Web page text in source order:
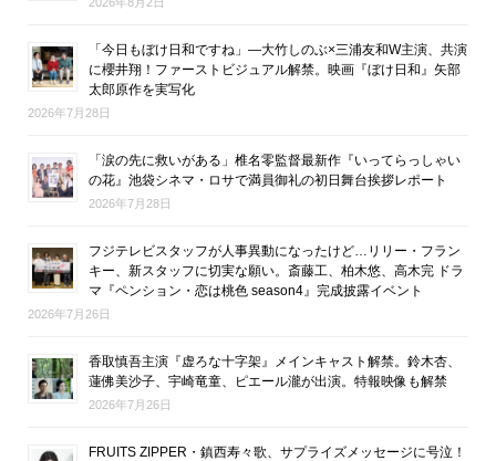
「今日もぼけ日和ですね」―大竹しのぶ×三浦友和W主演、共演
に櫻井翔！ファーストビジュアル解禁。映画『ぼけ日和』矢部
太郎原作を実写化
2026年7月28日
「涙の先に救いがある」椎名零監督最新作『いってらっしゃい
の花』池袋シネマ・ロサで満員御礼の初日舞台挨拶レポート
2026年7月28日
フジテレビスタッフが人事異動になったけど…リリー・フラン
キー、新スタッフに切実な願い。斎藤工、柏木悠、高木完 ドラ
マ『ペンション・恋は桃色 season4』完成披露イベント
2026年7月26日
香取慎吾主演『虚ろな十字架』メインキャスト解禁。鈴木杏、
蓮佛美沙子、宇崎竜童、ピエール瀧が出演。特報映像も解禁
2026年7月26日
FRUITS ZIPPER・鎮西寿々歌、サプライズメッセージに号泣！